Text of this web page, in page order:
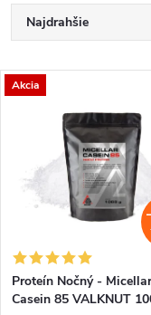
R
a
i
e
Najdrahšie
Najpredávanejšie
Abecedne
V
p
s
Akcia
Proteín Nočný - Micellar
Casein 85 VALKNUT